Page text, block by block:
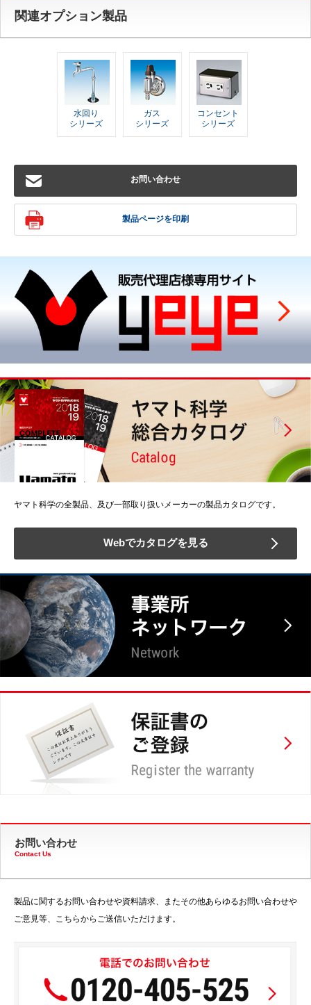
関連オプション製品
水回り
シリーズ
ガス
シリーズ
コンセント
シリーズ
お問い合わせ
製品ページを印刷
ヤマト科学の全製品、及び一部取り扱いメーカーの製品カタログです。
Webでカタログを見る
お問い合わせ
Contact Us
製品に関するお問い合わせや資料請求、またその他あらゆるお問い合わせや
ご意見等、こちらからご送信いただけます。